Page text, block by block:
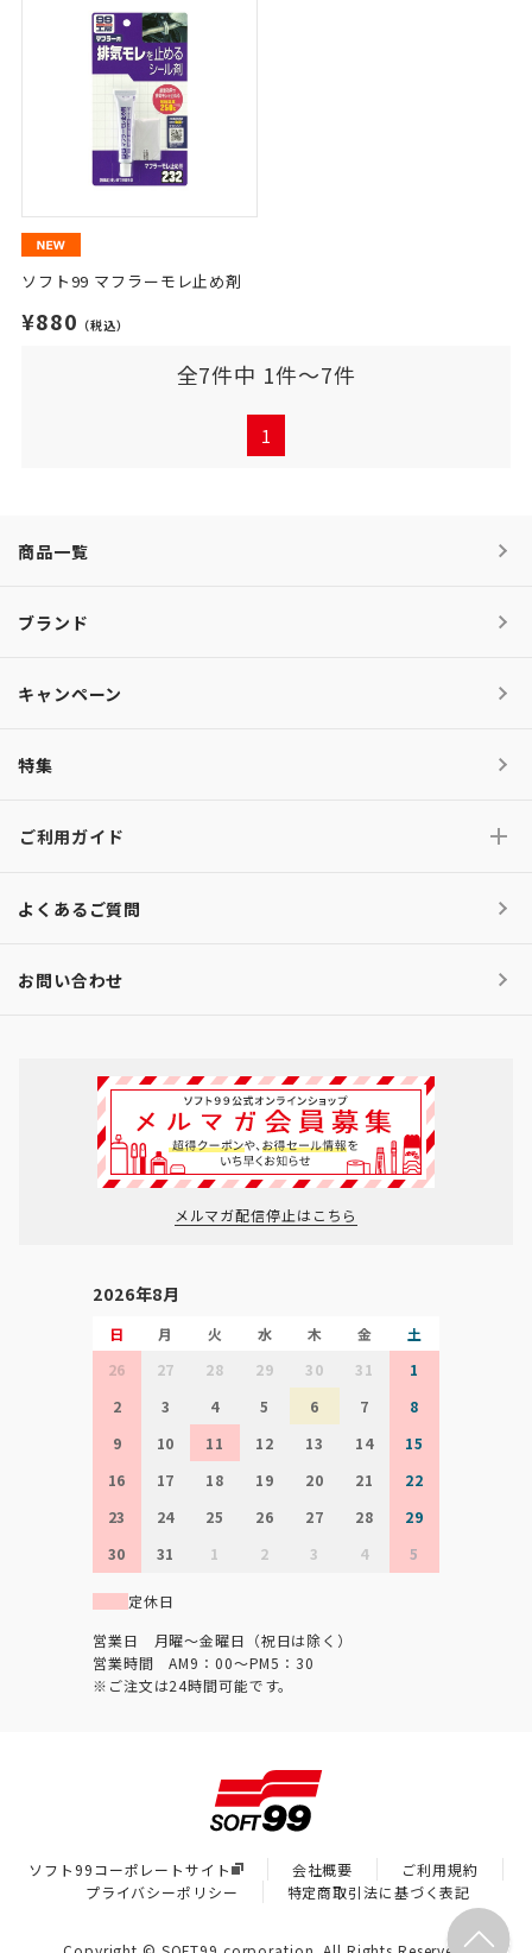
ソフト99 マフラーモレ止め剤
¥880 （税込）
全7件中 1件～7件
1
商品一覧
ブランド
キャンペーン
特集
ご利用ガイド
よくあるご質問
お問い合わせ
メルマガ配信停止はこちら
2026年8月
日 月 火 水 木 金
土
26
27 28 29 30 31
1
2
3 4 5 6 7
8
9
10 11 12 13 14
15
16
17 18 19 20 21
22
23
24 25 26 27 28
29
30
31 1 2 3 4 5
定休日
営業日 月曜～金曜日（祝日は除く）
営業時間 AM9：00～PM5：30
※ご注文は24時間可能です。
ソフト99コーポレートサイト 会社概要
ご利用規約
プライバシーポリシー
特定商取引法に基づく表記